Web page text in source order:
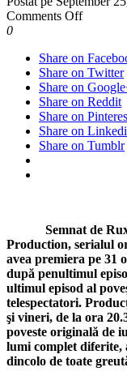
Comments Offon
Iubire
cu
parfum
de
lavandă
va
avea
1
0
Share on
Share on Twitter
Share on
Share on Reddit
Share on
Share on
Share on Tumblr
Semnat de
Production, serialul
avea premiera pe 31
după penultimul
ultimul episod al
telespectatori.
şi vineri, de la ora
poveste originală de
lumi complet diferite,
dincolo de toate